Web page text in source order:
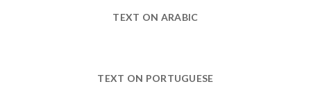
TEXT ON ARABIC
TEXT ON PORTUGUESE